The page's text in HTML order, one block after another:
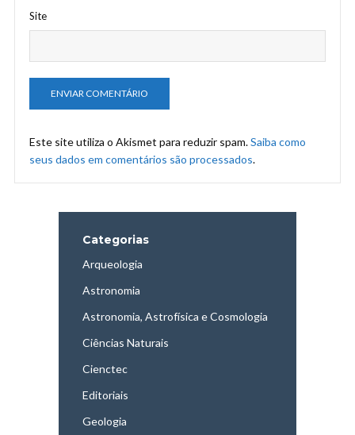
Site
Este site utiliza o Akismet para reduzir spam.Saiba como
seus dados em comentários são processados.
Categorias
Arqueologia
Astronomia
Astronomia, Astrofísica e Cosmologia
Ciências Naturais
Cienctec
Editoriais
Geologia